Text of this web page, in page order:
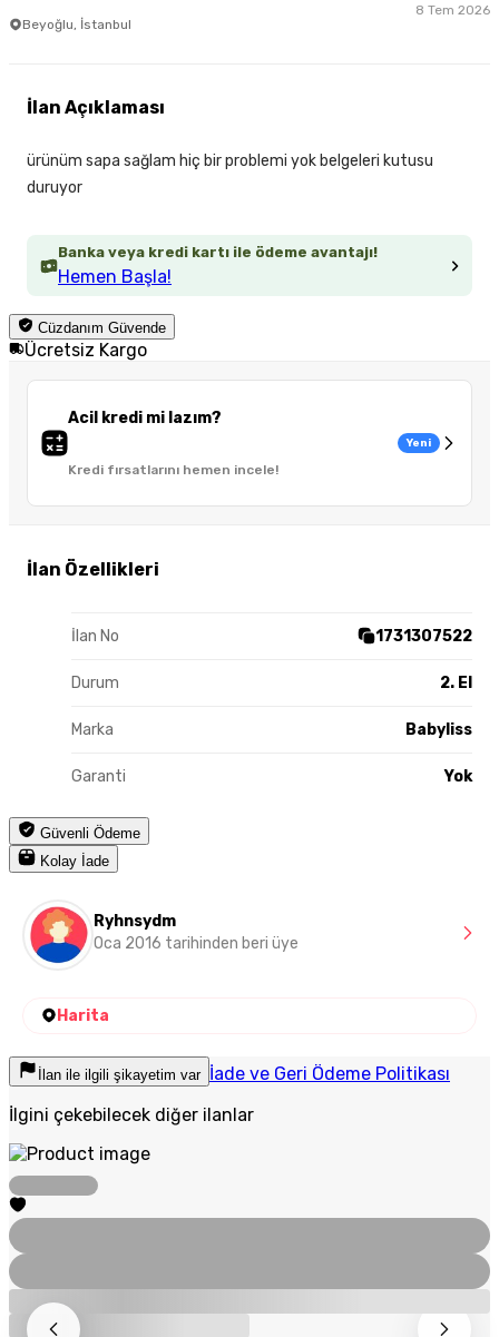
Beyoğlu, İstanbul
8 Tem 2026
Banka veya kredi kartı ile ödeme avantajı!
Hemen Başla!
Cüzdanım Güvende
Ücretsiz Kargo
Acil kredi mi lazım?
Kredi fırsatlarını hemen incele!
Yeni
İlan Özellikleri
İlan No 1731307522
Durum 2. El
Marka Babyliss
Garanti Yok
Güvenli Ödeme
Kolay İade
İlan Açıklaması
ürünüm sapa sağlam hiç bir problemi yok belgeleri kutusu
duruyor
Ryhnsydm
Oca 2016 tarihinden beri üye
Harita
İlan ile ilgili şikayetim var İade ve Geri Ödeme Politikası
İlgini çekebilecek diğer ilanlar